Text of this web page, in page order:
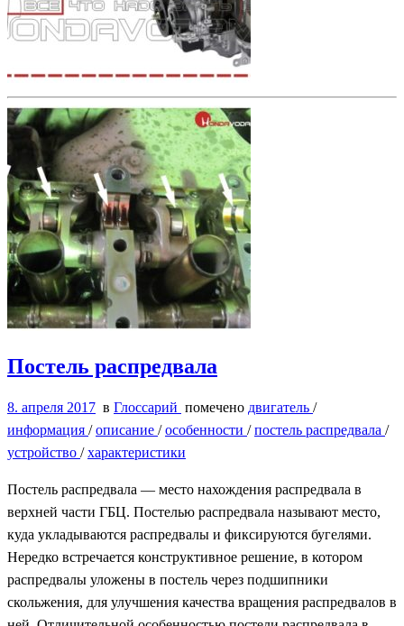
Постель распредвала
8. апреля 2017 в Глоссарий помечено двигатель /
информация /описание /особенности /постель распредвала /
устройство /характеристики
Постель распредвала — место нахождения распредвала в
верхней части ГБЦ. Постелью распредвала называют место,
куда укладываются распредвалы и фиксируются бугелями.
Нередко встречается конструктивное решение, в котором
распредвалы уложены в постель через подшипники
скольжения, для улучшения качества вращения распредвалов в